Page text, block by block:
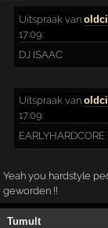
Uitspraak van
17:09:
DJ ISAAC
Uitspraak van
17:09:
Yeah you hardstyle
geworden !!
Tumult